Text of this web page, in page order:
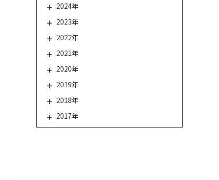
2024年
2023年
2022年
2021年
2020年
2019年
2018年
2017年